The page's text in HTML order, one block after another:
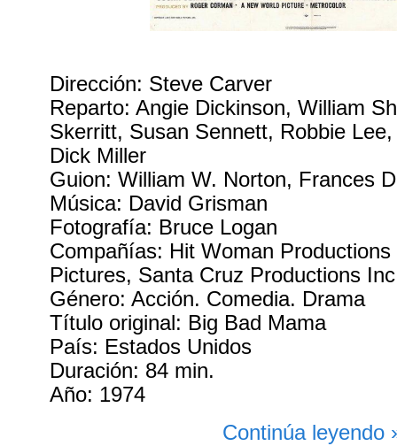
Dirección: Steve Carver
Reparto: Angie Dickinson, William
Skerritt, Susan Sennett, Robbie
Dick Miller
Guion: William W. Norton, Frances
Música: David Grisman
Fotografía: Bruce Logan
Compañías: Hit Woman
Pictures, Santa Cruz Productions Inc
Género: Acción. Comedia. Drama
Título original: Big Bad Mama
País: Estados Unidos
Duración: 84 min.
Año: 1974
Continúa leyendo